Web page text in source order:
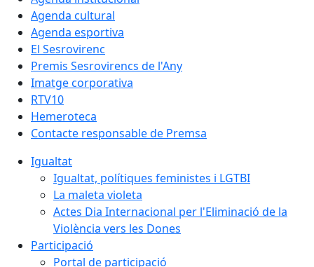
Agenda cultural
Agenda esportiva
El Sesrovirenc
Premis Sesrovirencs de l'Any
Imatge corporativa
RTV10
Hemeroteca
Contacte responsable de Premsa
Igualtat
Igualtat, polítiques feministes i LGTBI
La maleta violeta
Actes Dia Internacional per l'Eliminació de la
Violència vers les Dones
Participació
Portal de participació